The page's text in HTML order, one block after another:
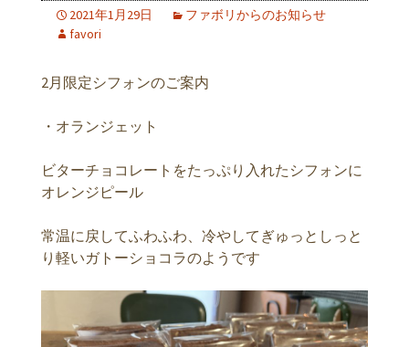
2021年1月29日
ファボリからのお知らせ
favori
2月限定シフォンのご案内
・オランジェット
ビターチョコレートをたっぷり入れたシフォンに
オレンジピール
常温に戻してふわふわ、冷やしてぎゅっとしっと
り軽いガトーショコラのようです